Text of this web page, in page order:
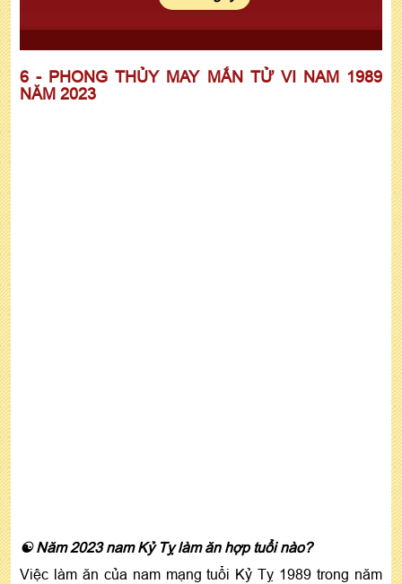
6 - PHONG THỦY MAY MẮN TỬ VI NAM 1989
NĂM 2023
☯ Năm 2023 nam Kỷ Tỵ làm ăn hợp tuổi nào?
Việc làm ăn của nam mạng tuổi Kỷ Tỵ 1989 trong năm